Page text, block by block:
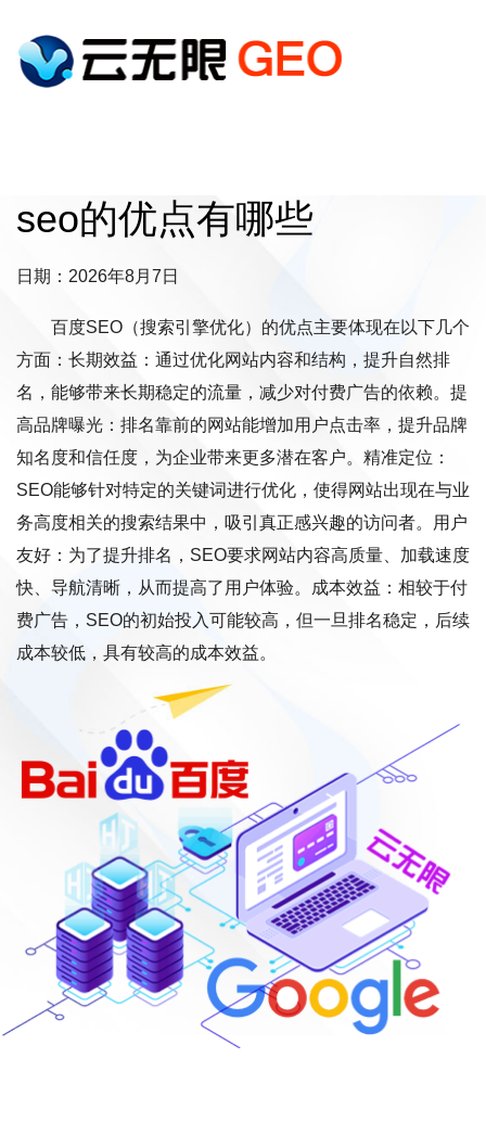
seo的优点有哪些
日期：2026年8月7日
百度SEO（搜索引擎优化）的优点主要体现在以下几个
方面：长期效益：通过优化网站内容和结构，提升自然排
名，能够带来长期稳定的流量，减少对付费广告的依赖。提
高品牌曝光：排名靠前的网站能增加用户点击率，提升品牌
知名度和信任度，为企业带来更多潜在客户。精准定位：
SEO能够针对特定的关键词进行优化，使得网站出现在与业
务高度相关的搜索结果中，吸引真正感兴趣的访问者。用户
友好：为了提升排名，SEO要求网站内容高质量、加载速度
快、导航清晰，从而提高了用户体验。成本效益：相较于付
费广告，SEO的初始投入可能较高，但一旦排名稳定，后续
成本较低，具有较高的成本效益。